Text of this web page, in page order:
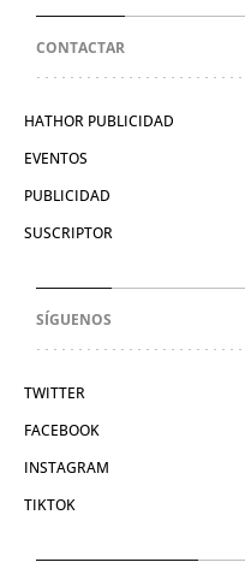
CONTACTAR
HATHOR PUBLICIDAD
EVENTOS
PUBLICIDAD
SUSCRIPTOR
SÍGUENOS
TWITTER
FACEBOOK
INSTAGRAM
TIKTOK